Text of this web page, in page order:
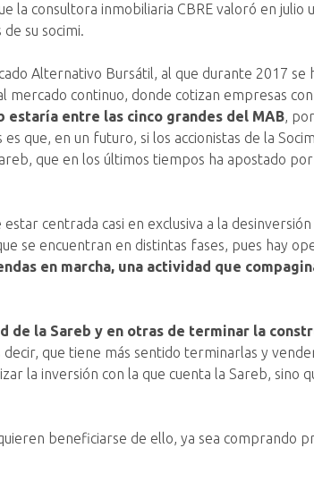
la consultora inmobiliaria CBRE valoró en julio
su socimi.
Alternativo Bursátil, al que durante 2017 se
mercado continuo, donde cotizan empresas
estaría entre las cinco grandes del MAB,
que, en un futuro, si los accionistas de la
que en los últimos tiempos ha apostado
centrada casi en exclusiva a la desinversión
se encuentran en distintas fases, pues hay
en marcha, una actividad que
de la Sareb y en otras de terminar la
decir, que tiene más sentido terminarlas y
la inversión con la que cuenta la Sareb, sino
beneficiarse de ello, ya sea comprando